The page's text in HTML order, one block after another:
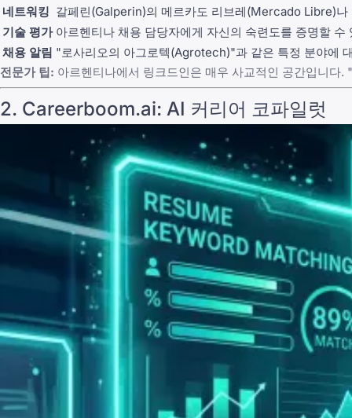
네트워킹 갈페린(Galperin)의 메르카도 리브레(Mercado Libre)
기술 평가 아르헨티나 채용 담당자에게 자신의 숙련도를 증명할 수
채용 알림 "로사리오의 아그로텍(Agrotech)"과 같은 특정 분야에
전문가 팁: 아르헨티나에서 링크드인은 매우 사교적인 공간입니다.
2. Careerboom.ai: AI 커리어 코파일럿